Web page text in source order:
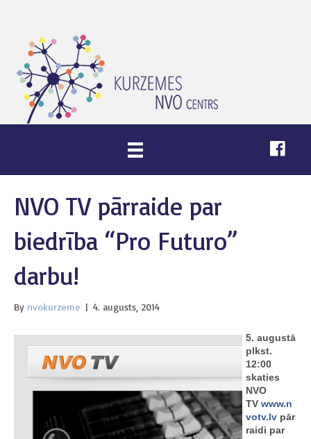
NVO TV pārraide par
biedrība “Pro Futuro”
darbu!
By nvokurzeme | 4. augusts, 2014
5. augustā
plkst.
12:00
skaties
NVO
TV www.n
votv.lv pār
raidi par